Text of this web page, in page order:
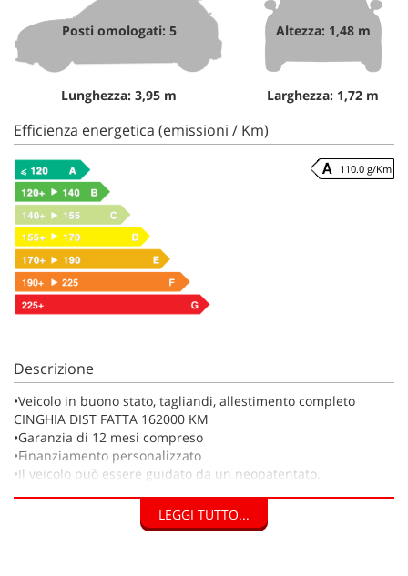
Posti omologati: 5
Lunghezza: 3,95 m
Altezza: 1,48 m
Larghezza: 1,72 m
Efficienza energetica (emissioni / Km)
110.0 g/Km
Descrizione
•Veicolo in buono stato, tagliandi, allestimento completo
CINGHIA DIST FATTA 162000 KM
•Garanzia di 12 mesi compreso
•Finanziamento personalizzato
•Il veicolo può essere guidato da un neopatentato.
•Possibilità di prova su strada
•Acquistiamo la vostra auto in contanti senza obbligo di
LEGGI TUTTO...